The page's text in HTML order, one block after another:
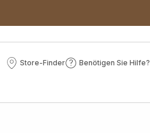
Store-Finder
Store-
Benötigen Sie Hilfe?
Benötigen